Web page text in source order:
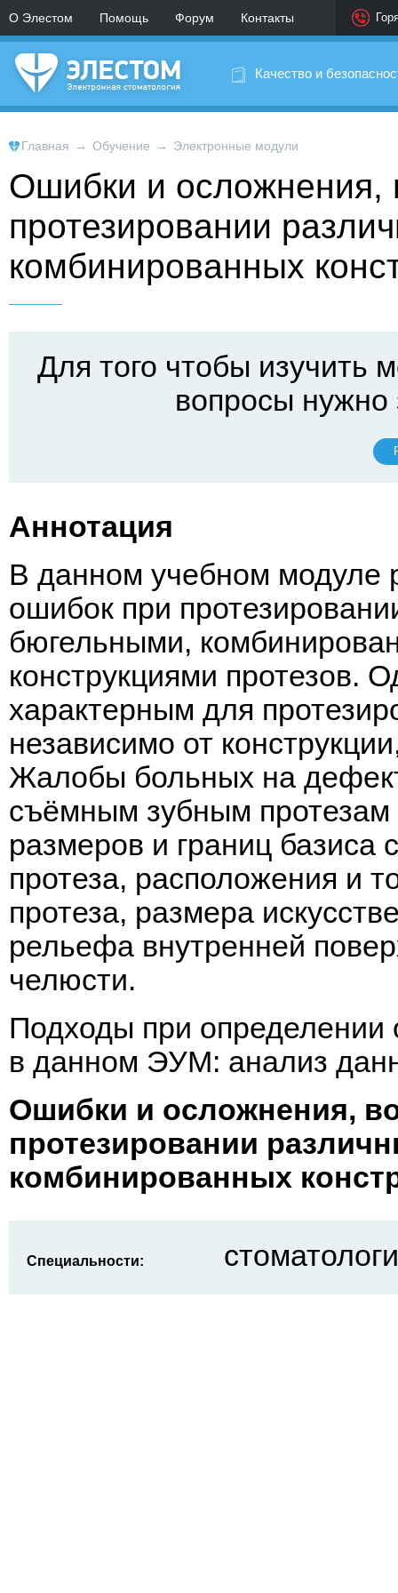
О Элестом Помощь Форум Контакты
Качество и
Главная → Обучение → Электронные модули
Ошибки и осложнения,
протезировании
комбинированных
Для того чтобы изучить
вопросы нужно
Аннотация
В данном учебном модуле
ошибок при
бюгельными,
конструкциями протезов.
характерным для
независимо от
Жалобы больных на
съёмным зубным протезам
размеров и границ базиса
протеза, расположения и
протеза, размера
рельефа внутренней
челюсти.
Подходы при определении
в данном ЭУМ: анализ
Ошибки и осложнения,
протезировании
комбинированных
Специальности: